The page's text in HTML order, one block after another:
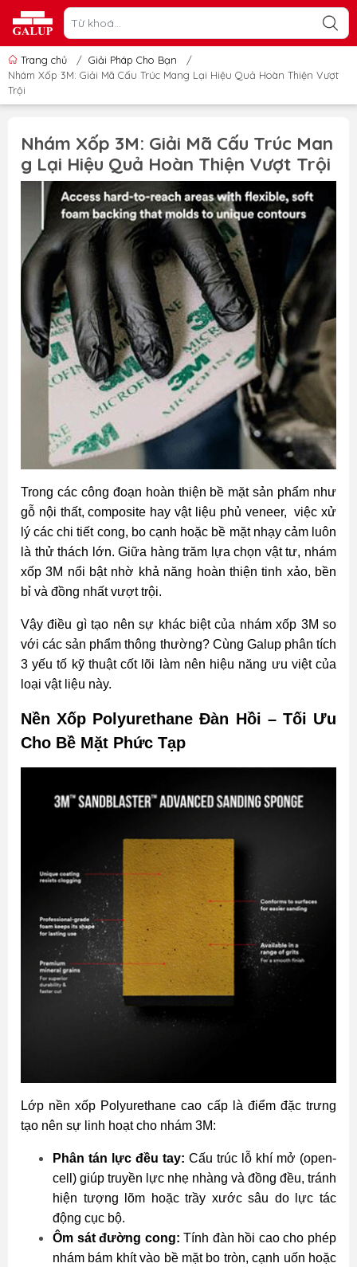
Trang chủ / Giải Pháp Cho Bạn
/
Nhám Xốp 3M: Giải Mã Cấu Trúc Mang Lại Hiệu Quả Hoàn Thiện Vượt
Trội
Nhám Xốp 3M: Giải Mã Cấu Trúc Man
g Lại Hiệu Quả Hoàn Thiện Vượt Trội
Trong các công đoạn hoàn thiện bề mặt sản phẩm như
gỗ nội thất, composite hay vật liệu phủ veneer, việc xử
lý các chi tiết cong, bo cạnh hoặc bề mặt nhạy cảm luôn
là thử thách lớn. Giữa hàng trăm lựa chọn vật tư, nhám
xốp 3M nổi bật nhờ khả năng hoàn thiện tinh xảo, bền
bỉ và đồng nhất vượt trội.
Vậy điều gì tạo nên sự khác biệt của nhám xốp 3M so
với các sản phẩm thông thường? Cùng Galup phân tích
3 yếu tố kỹ thuật cốt lõi làm nên hiệu năng ưu việt của
loại vật liệu này.
Nền Xốp Polyurethane Đàn Hồi – Tối Ưu
Cho Bề Mặt Phức Tạp
Lớp nền xốp Polyurethane cao cấp là điểm đặc trưng
tạo nên sự linh hoạt cho nhám 3M:
Phân tán lực đều tay: Cấu trúc lỗ khí mở (open-
cell) giúp truyền lực nhẹ nhàng và đồng đều, tránh
hiện tượng lõm hoặc trầy xước sâu do lực tác
động cục bộ.
Ôm sát đường cong: Tính đàn hồi cao cho phép
nhám bám khít vào bề mặt bo tròn, cạnh uốn hoặc